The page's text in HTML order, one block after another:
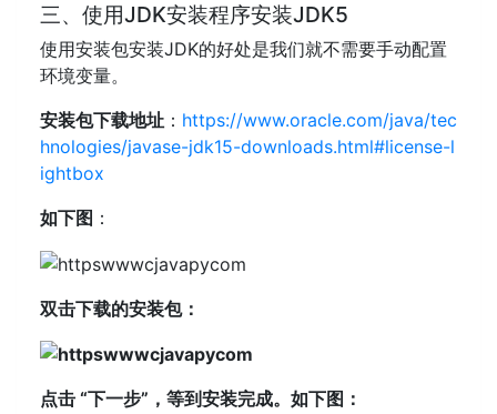
三、使用JDK安装程序安装JDK5
使用安装包安装JDK的好处是我们就不需要手动配置
环境变量。
安装包下载地址 ： https://www.oracle.com/java/tec
hnologies/javase-jdk15-downloads.html#license-l
ightbox
如下图 ：
双击下载的安装包：
点击 “下一步”，等到安装完成。如下图：